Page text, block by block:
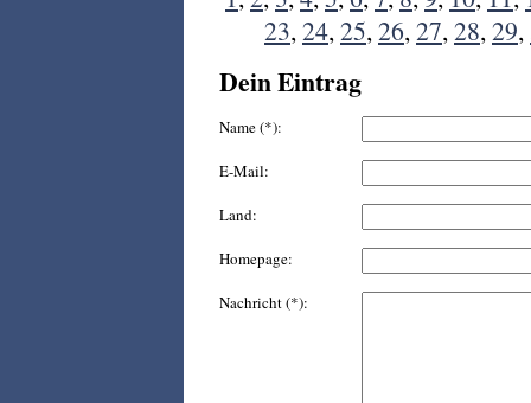
23,24,25,26,27,28,29,
Dein Eintrag
Name (*):
E-Mail:
Land:
Homepage:
Nachricht (*):